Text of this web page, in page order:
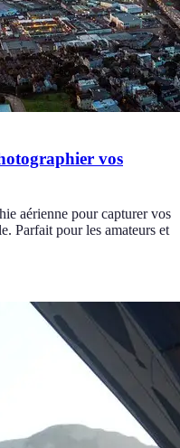
vos
aérienne pour capturer vos
Parfait pour les amateurs et